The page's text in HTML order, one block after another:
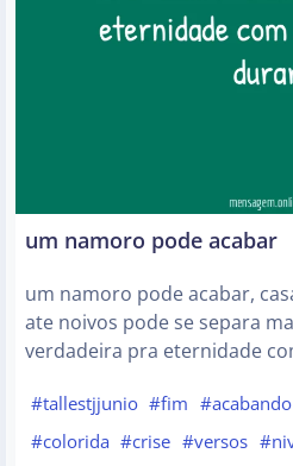
um namoro pode acabar
um namoro pode acabar,
ate noivos pode se separa
verdadeira pra eternidade
#tallestjjunio #fim #acabando
#colorida #crise #versos